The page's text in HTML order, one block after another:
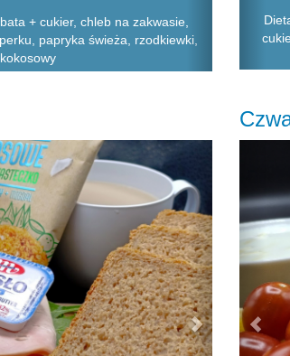
+ cukier, chleb na zakwasie,
papryka świeża, rzodkiewki,